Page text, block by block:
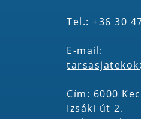
Tel.: +36 30
E-mail:
Cím: 6000
Izsáki út 2.